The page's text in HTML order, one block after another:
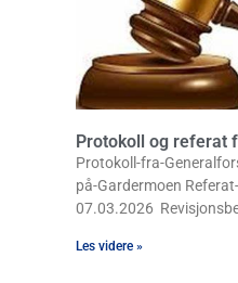
Protokoll og referat
Protokoll-fra-
på-Gardermoen
07.03.2026
Les videre »